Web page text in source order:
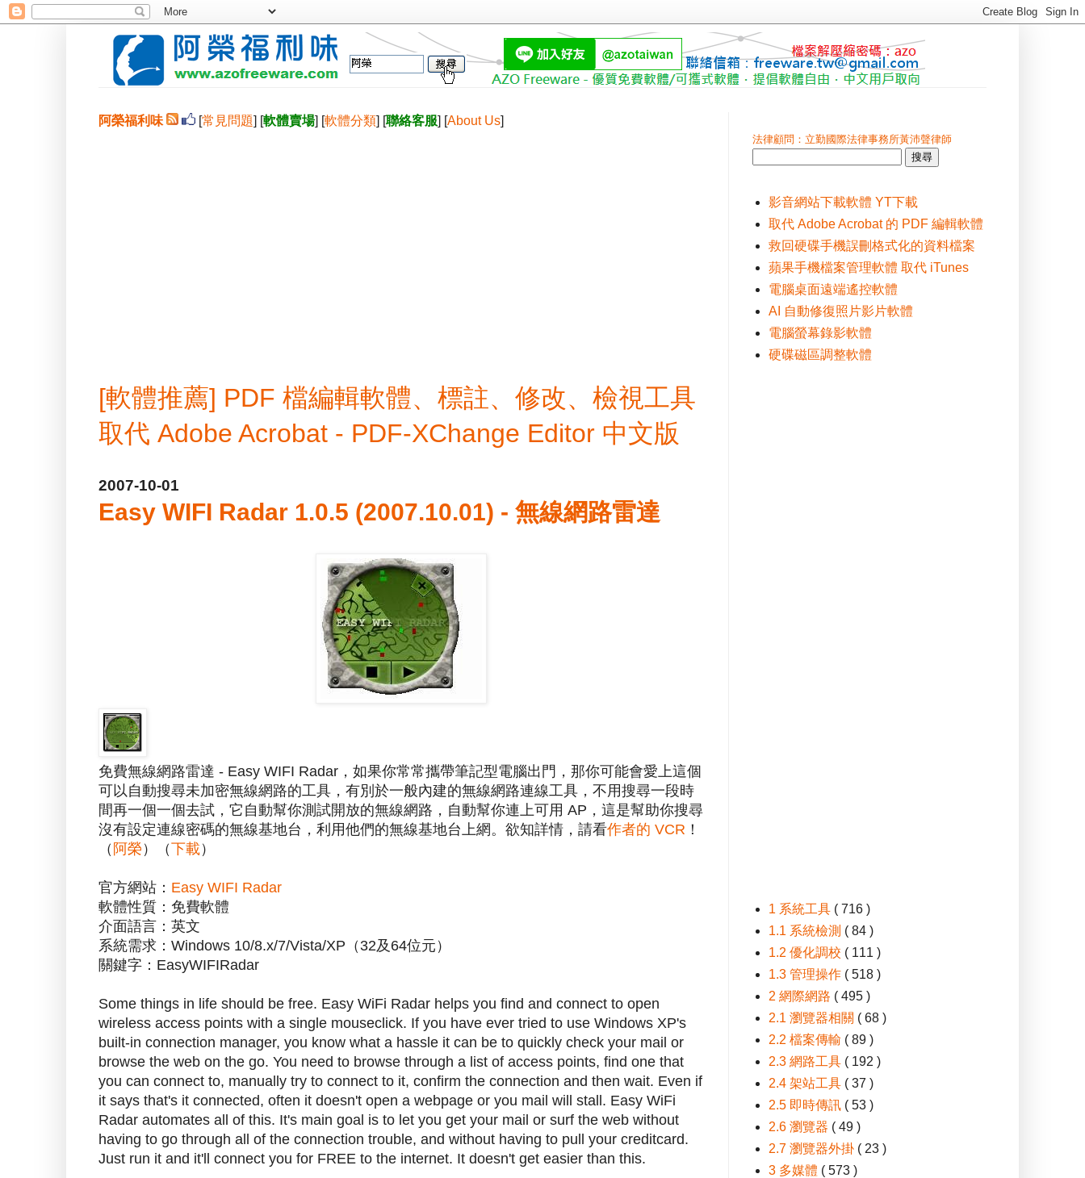
阿榮福利味 [常見問題] [軟體賣場] [軟體分類] [聯絡客服] [About Us]
[軟體推薦] PDF 檔編輯軟體、標註、修改、檢視工具
取代 Adobe Acrobat - PDF-XChange Editor 中文版
2007-10-01
Easy WIFI Radar 1.0.5 (2007.10.01) - 無線網路雷達
免費無線網路雷達 - Easy WIFI Radar，如果你常常攜帶筆記型電腦出門，那你可能會愛上這個
可以自動搜尋未加密無線網路的工具，有別於一般內建的無線網路連線工具，不用搜尋一段時
間再一個一個去試，它自動幫你測試開放的無線網路，自動幫你連上可用 AP，這是幫助你搜尋
沒有設定連線密碼的無線基地台，利用他們的無線基地台上網。欲知詳情，請看作者的 VCR ！
（ 阿榮 ）（下載）
官方網站： Easy WIFI Radar
軟體性質：免費軟體
介面語言：英文
系統需求：Windows 10/8.x/7/Vista/XP（32及64位元）
關鍵字：EasyWIFIRadar
Some things in life should be free. Easy WiFi Radar helps you find and connect to open
wireless access points with a single mouseclick. If you have ever tried to use Windows XP's
built-in connection manager, you know what a hassle it can be to quickly check your mail or
browse the web on the go. You need to browse through a list of access points, find one that
you can connect to, manually try to connect to it, confirm the connection and then wait. Even if
it says that's it connected, often it doesn't open a webpage or you mail will stall. Easy WiFi
Radar automates all of this. It's main goal is to let you get your mail or surf the web without
having to go through all of the connection trouble, and without having to pull your creditcard.
Just run it and it'll connect you for FREE to the internet. It doesn't get easier than this.
法律顧問：立勤國際法律事務所黃沛聲律師
影音網站下載軟體 YT下載
取代 Adobe Acrobat 的 PDF 編輯軟體
救回硬碟手機誤刪格式化的資料檔案
蘋果手機檔案管理軟體 取代 iTunes
電腦桌面遠端遙控軟體
AI 自動修復照片影片軟體
電腦螢幕錄影軟體
硬碟磁區調整軟體
1 系統工具 ( 716 )
1.1 系統檢測 ( 84 )
1.2 優化調校 ( 111 )
1.3 管理操作 ( 518 )
2 網際網路 ( 495 )
2.1 瀏覽器相關 ( 68 )
2.2 檔案傳輸 ( 89 )
2.3 網路工具 ( 192 )
2.4 架站工具 ( 37 )
2.5 即時傳訊 ( 53 )
2.6 瀏覽器 ( 49 )
2.7 瀏覽器外掛 ( 23 )
3 多媒體 ( 573 )